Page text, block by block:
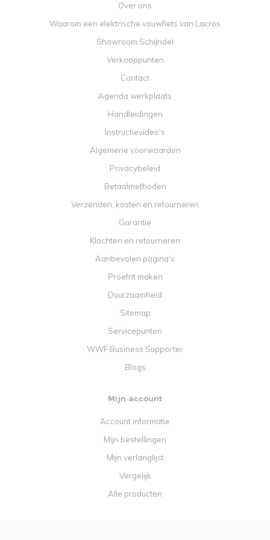
Over ons
Waarom een elektrische vouwfiets van Lacros
Showroom Schijndel
Verkooppunten
Contact
Agenda werkplaats
Handleidingen
Instructievideo's
Algemene voorwaarden
Privacybeleid
Betaalmethoden
Verzenden, kosten en retourneren
Garantie
Klachten en retourneren
Aanbevolen pagina's
Proefrit maken
Duurzaamheid
Sitemap
Servicepunten
WWF Business Supporter
Blogs
Mijn account
Account informatie
Mijn bestellingen
Mijn verlanglijst
Vergelijk
Alle producten